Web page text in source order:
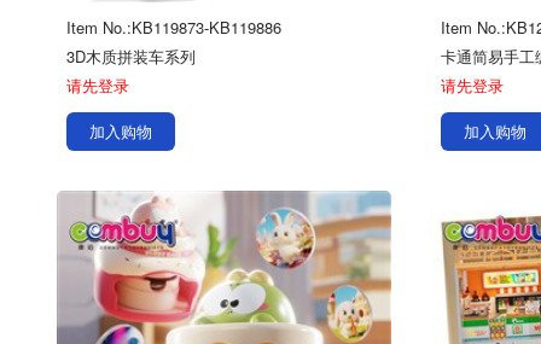
Item No.:KB119873-KB119886
3D木质拼装车系列
请先登录
加入购物
Item
卡通简易手
请先登录
加入购物